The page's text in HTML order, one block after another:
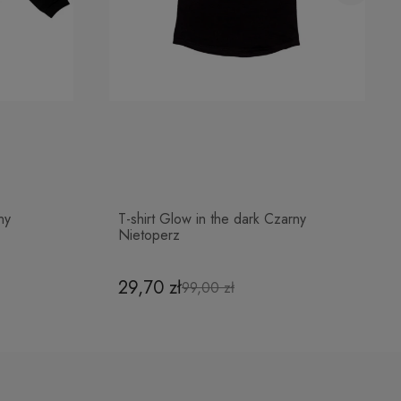
T-shirt Glow in the dark Czarny
Nietoperz
29,70 zł99,00 zł